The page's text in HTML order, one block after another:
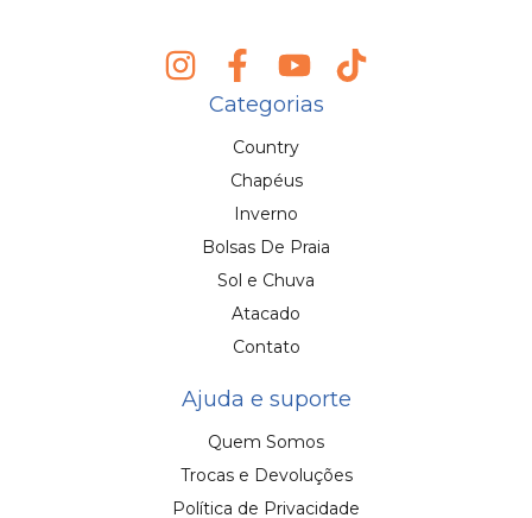
Categorias
Country
Chapéus
Inverno
Bolsas De Praia
Sol e Chuva
Atacado
Contato
Ajuda e suporte
Quem Somos
Trocas e Devoluções
Política de Privacidade